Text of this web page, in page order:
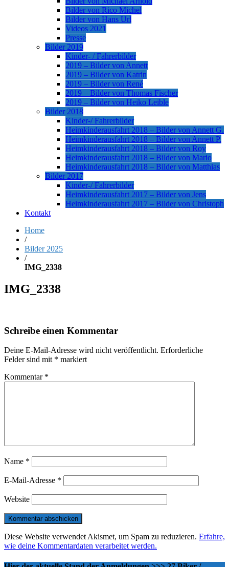
Bilder von Rico Michel
Bilder von Hans Url
Videos 2021
Presse
Bilder 2019
Kinder- / Fahrerbilder
2019 – Bilder von Annett
2019 – Bilder von Katrin
2019 – Bilder von René
2019 – Bilder von Thomas Fischer
2019 – Bilder von Heiko Leible
Bilder 2018
Kinder-/ Fahrerbilder
Heimkinderausfahrt 2018 – Bilder von Annett G.
Heimkinderausfahrt 2018 – Bilder von Annett P.
Heimkinderausfahrt 2018 – Bilder von Roy
Heimkinderausfahrt 2018 – Bilder von Mario
Heimkinderausfahrt 2018 – Bilder von Matthias
Bilder 2017
Kinder-/ Fahrerbilder
Heimkinderausfahrt 2017 – Bilder von Jens
Heimkinderausfahrt 2017 – Bilder von Christoph
Kontakt
Home
/
Bilder 2025
/
IMG_2338
IMG_2338
Schreibe einen Kommentar
Deine E-Mail-Adresse wird nicht veröffentlicht. Erforderliche
Felder sind mit * markiert
Kommentar *
Name *
E-Mail-Adresse *
Website
Diese Website verwendet Akismet, um Spam zu reduzieren. Erfahre,
wie deine Kommentardaten verarbeitet werden.